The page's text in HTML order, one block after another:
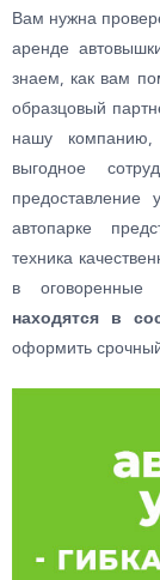
Вам нужна
аренде
знаем, как вам
образцовый
нашу
выгодное
автопарке
техника
в
находятся в
оформить